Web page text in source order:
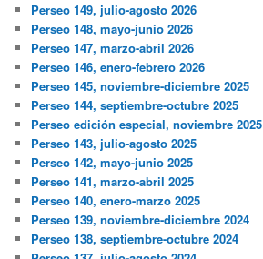
Perseo 149, julio-agosto 2026
Perseo 148, mayo-junio 2026
Perseo 147, marzo-abril 2026
Perseo 146, enero-febrero 2026
Perseo 145, noviembre-diciembre 2025
Perseo 144, septiembre-octubre 2025
Perseo edición especial, noviembre 2025
Perseo 143, julio-agosto 2025
Perseo 142, mayo-junio 2025
Perseo 141, marzo-abril 2025
Perseo 140, enero-marzo 2025
Perseo 139, noviembre-diciembre 2024
Perseo 138, septiembre-octubre 2024